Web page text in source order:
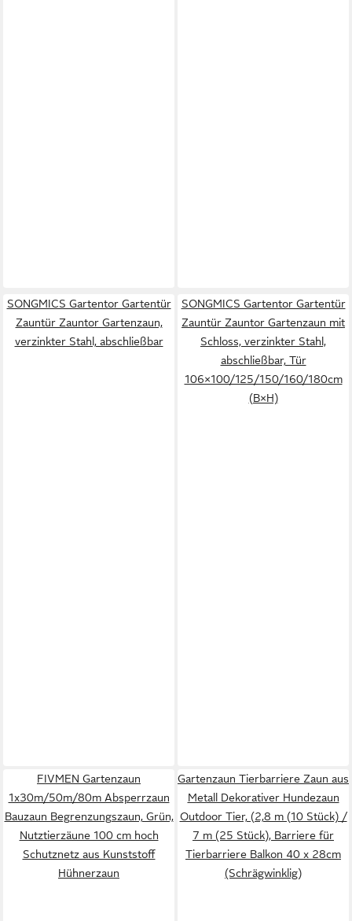
SONGMICS Gartentor Gartentür
Zauntür Zauntor Gartenzaun,
verzinkter Stahl, abschließbar
SONGMICS Gartentor Gartentür
Zauntür Zauntor Gartenzaun mit
Schloss, verzinkter Stahl,
abschließbar, Tür
106×100/125/150/160/180cm
(B×H)
FIVMEN Gartenzaun
1x30m/50m/80m Absperrzaun
Bauzaun Begrenzungszaun, Grün,
Nutztierzäune 100 cm hoch
Schutznetz aus Kunststoff
Hühnerzaun
Gartenzaun Tierbarriere Zaun aus
Metall Dekorativer Hundezaun
Outdoor Tier, (2,8 m (10 Stück) /
7 m (25 Stück), Barriere für
Tierbarriere Balkon 40 x 28cm
(Schrägwinklig)